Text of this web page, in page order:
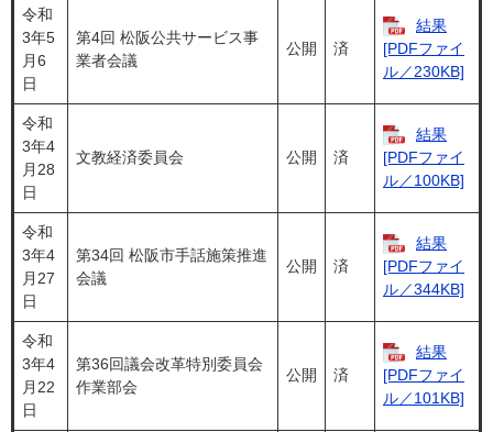
令和
3年5
月6
日
第4回 松阪公共サービス事
業者会議
公開 済
結果
[PDFファイ
ル／230KB]
令和
3年4
月28
日
文教経済委員会 公開 済
結果
[PDFファイ
ル／100KB]
令和
3年4
月27
日
第34回 松阪市手話施策推進
会議
公開 済
結果
[PDFファイ
ル／344KB]
令和
3年4
月22
日
第36回議会改革特別委員会
作業部会
公開 済
結果
[PDFファイ
ル／101KB]